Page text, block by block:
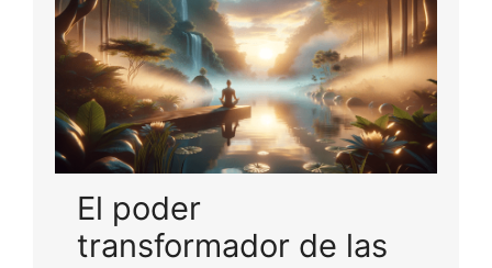
El poder
transformador de las